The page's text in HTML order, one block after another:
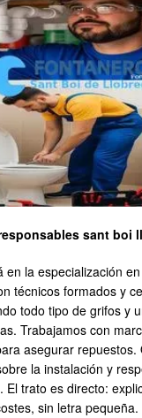
sant boi
en la especialización en
técnicos formados y
todo tipo de grifos y
Trabajamos con
asegurar repuestos.
la instalación y
El trato es directo:
sin letra pequeña.